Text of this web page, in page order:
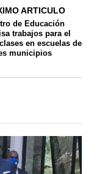
ARTICULO
de Educación
trabajos para el
en escuelas de
municipios